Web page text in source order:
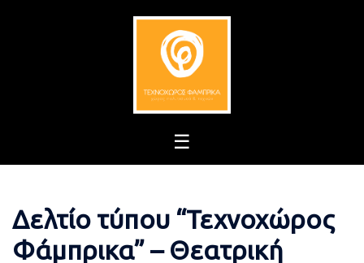
Δελτίο τύπου “Τεχνοχώρος
Φάμπρικα” – Θεατρική